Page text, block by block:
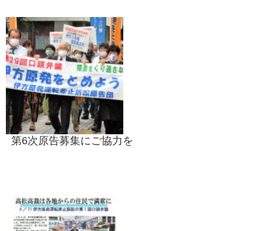
第6次原告募集にご協力を